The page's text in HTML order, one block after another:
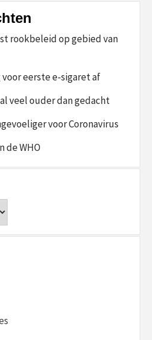
rookbeleid op gebied van
eerste e-sigaret af
veel ouder dan gedacht
voor Coronavirus
de WHO